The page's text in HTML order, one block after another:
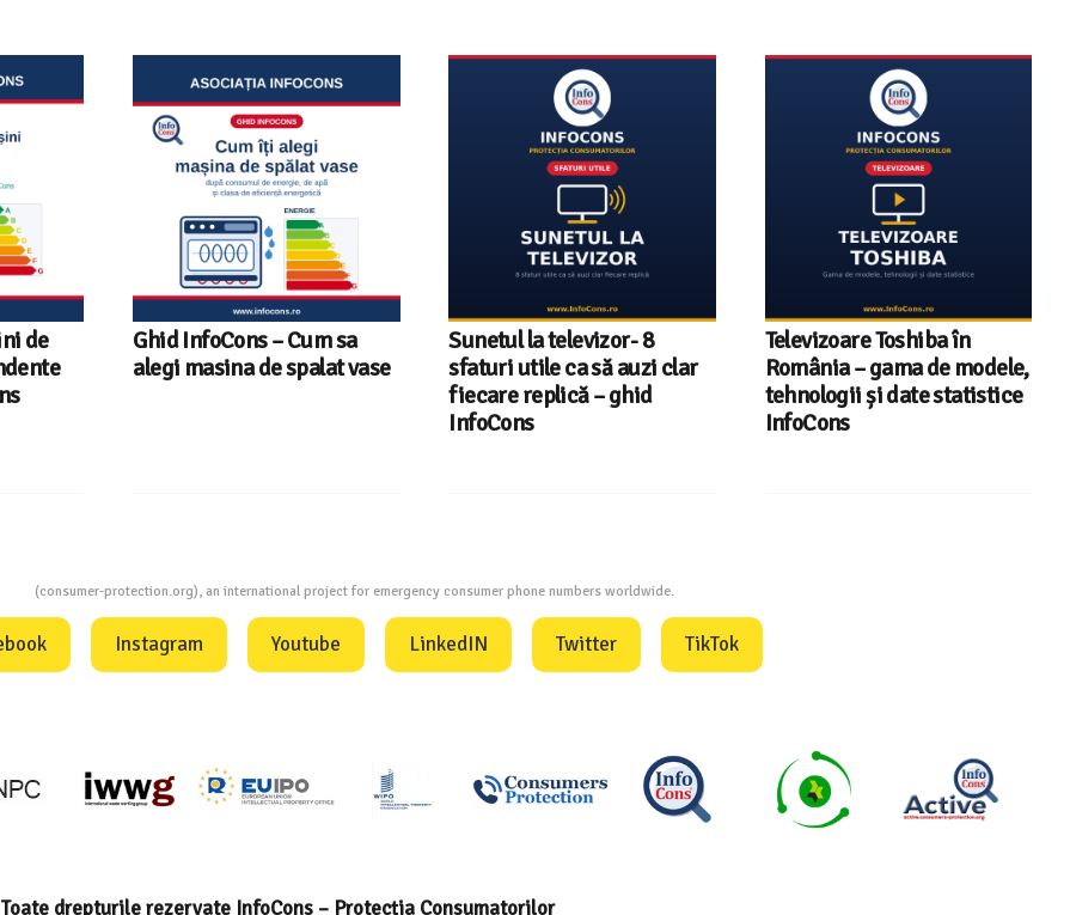
de
Ghid InfoCons – Cum sa
alegi masina de spalat vase
Sunetul la televizor- 8
sfaturi utile ca să auzi clar
fiecare replică – ghid
InfoCons
Televizoare Toshiba în
România – gama de modele,
tehnologii și date statistice
InfoCons
(consumer-protection.org), an international project for emergency consumer phone numbers worldwide.
Instagram Youtube LinkedIN Twitter TikTok
drepturile rezervate InfoCons – Protecția Consumatorilor